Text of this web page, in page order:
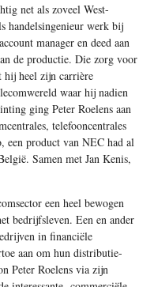
net als zoveel West-
handelsingenieur werk bij
manager en deed aan
de productie. Die zorg voor
hij heel zijn carrière
waar hij nadien
ging Peter Roelens aan
telefooncentrales
een product van NEC had al
Samen met Jan Kenis,
een heel bewogen
bedrijfsleven. Een en ander
in financiële
aan om hun distributie-
Peter Roelens via zijn